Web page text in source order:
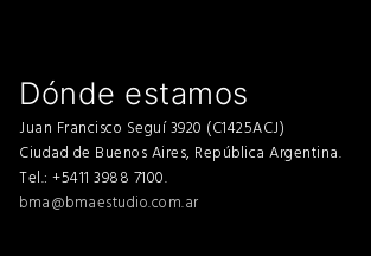
Dónde estamos
Juan Francisco Seguí 3920 (C1425ACJ)
Ciudad de Buenos Aires, República Argentina.
Tel.: +5411 3988 7100.
bma@bmaestudio.com.ar